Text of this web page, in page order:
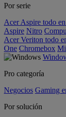
Por serie
Acer Aspire todo
Aspire Nitro
Acer Veriton todo
One Chromebox
Pro categoría
Negocios Gaming
Por solución